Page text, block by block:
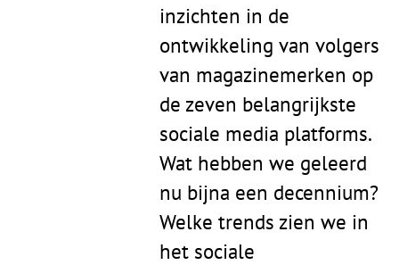
inzichten in de
ontwikkeling van volgers
van magazinemerken op
de zeven belangrijkste
sociale media platforms.
Wat hebben we geleerd
nu bijna een decennium?
Welke trends zien we in
het sociale